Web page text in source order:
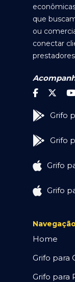
que
ou
conectar
Grifo
Grifo
Grifo
Grifo
Home
Grifo para
Grifo para